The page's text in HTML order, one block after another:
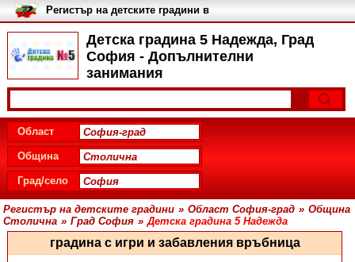
Детска градина 5 Надежда, Град
София - Допълнителни
занимания
Регистър на детските градини в
България
Област
Община
Град/село
Регистър на детските градини » Област София-град » Община
Столична » Град София » Детска градина 5 Надежда
градина с игри и забавления връбница